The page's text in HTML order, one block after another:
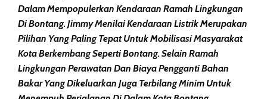
Dalam Mempopulerkan Kendaraan Ramah Lingkungan
Di Bontang. Jimmy Menilai Kendaraan Listrik Merupakan
Pilihan Yang Paling Tepat Untuk Mobilisasi Masyarakat
Kota Berkembang Seperti Bontang. Selain Ramah
Lingkungan Perawatan Dan Biaya Pengganti Bahan
Bakar Yang Dikeluarkan Juga Terbilang Minim Untuk